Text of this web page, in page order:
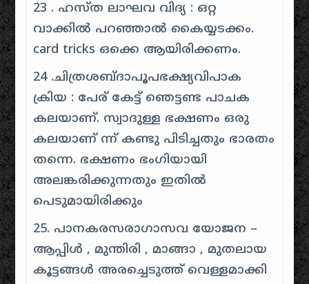
23 . ഹസ്ത ലാഘവ വിദ്യ : ഒറ്റ
വാക്കിൽ പറഞ്ഞാൽ കൈയ്യടക്കം.
card tricks ഒക്കെ ആയിരിക്കണം.
24 .ചിത്രശബ്ദാപൂപഭക്ഷ്യവിപാക
ക്രിയ : പേര് കേട്ട് ഞെട്ടണ്ട പാചക
കലയാണ്. സ്വാദുള്ള ഭക്ഷണം ഒരു
കലയാണ് ന്ന് കണ്ടു പിടിച്ചതും ഭാരതം
തന്നെ. ഭക്ഷണം ഭംഗിയായി
അലങ്കരിക്കുന്നതും ഇതിൽ
പെടുമായിരിക്കും
25. പാനകരസരാഗാസവ യോജന –
ആപ്പിൾ , മുന്തിരി , മാങ്ങാ , മുതലായ
കൂട്ടങ്ങൾ അരച്ചെടുത്ത് വെള്ളമാക്കി